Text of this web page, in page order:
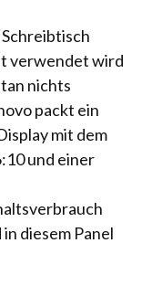
verwendet wird
nichts
packt ein
mit dem
und einer
diesem Panel